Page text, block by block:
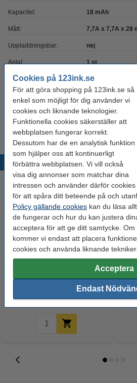
Cookies på 123ink.se
För att göra shopping på 123ink.se så
enkel som möjligt för dig använder vi
cookies och liknande teknologier.
Funktionella cookies säkerställer att
webbplatsen fungerar korrekt.
Dessutom har de en analytisk funktion
som hjälper oss att kontinuerligt
förbättra webbplatsen. Vi vill också
visa dig annonser som matchar dina
intressen och använder därför cookies
för att spåra ditt beteende på och
Policy gällande cookies kan du läsa
de fungerar och hur du kan justera
acceptera för att ge ditt samtycke.
kommer vi endast att placera
cookies och använda liknande tekniker.
Acceptera
Endast
Kapacitet: 18 mAh
Mått: 7,7A x 7,7A x 28
Uppladdningsbar: nej
Antal: 1 st
Extra information
Batteriet benämns
även som:
Populära
Varumärket 123ink ersätter HP
bläckpatron